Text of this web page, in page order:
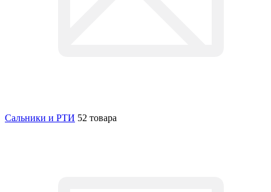
Сальники и РТИ 52 товара